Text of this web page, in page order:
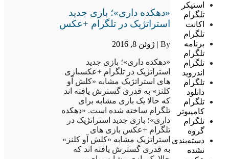
استیکر
تلگرام
اکانت
تلگرام
برنامه
تلگرام
تلگرام
اندروید
تلگرام
دانلود
تلگرام
کامپیوتر
تلگرام
گروه
دسته‌بندی
نشده
«دهکده داری»؛ بازی جدید
استراتژیک در تلگرام +عکس
By | ژوئن 8, 2016
«دهکده داری»؛ بازی جدید
استراتژیک در تلگرام +عکسبازی
های استراتژیک مشابه «کلش آو
کلنز» به قدری گسترش یافته اند
که حالا یک بازی مشابه برای
تلگرام ساخته شده است. «دهکده
داری»؛ بازی جدید استراتژیک در
تلگرام +عکس بازی های
استراتژیک مشابه «کلش آو کلنز»
به قدری گسترش یافته اند که